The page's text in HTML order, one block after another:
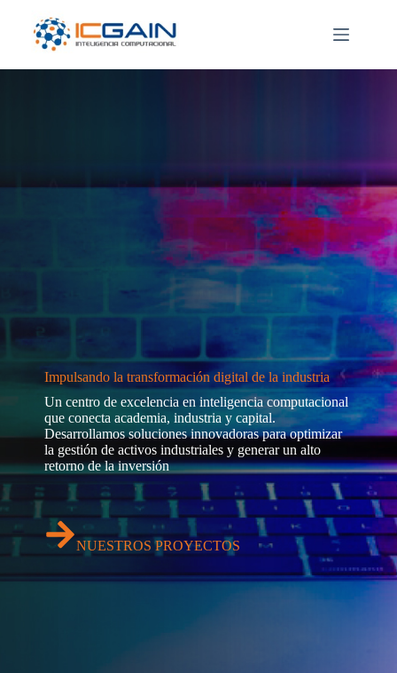
contenido
Impulsando la transformación digital de la industria
Un centro de excelencia en inteligencia computacional
que conecta academia, industria y capital.
Desarrollamos soluciones innovadoras para optimizar
la gestión de activos industriales y generar un alto
retorno de la inversión
NUESTROS PROYECTOS